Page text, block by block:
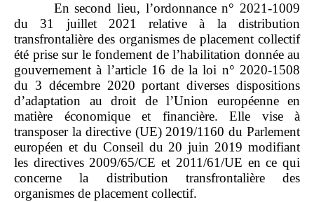
En second lieu, l’ordonnance n° 2021‑1009
du 31 juillet 2021 relative à la distribution
transfrontalière des organismes de placement collectif
été prise sur le fondement de l’habilitation donnée au
gouvernement à l’article 16 de la loi n° 2020‑1508
du 3 décembre 2020 portant diverses dispositions
d’adaptation au droit de l’Union européenne en
matière économique et financière. Elle vise à
transposer la directive (UE) 2019/1160 du Parlement
européen et du Conseil du 20 juin 2019 modifiant
les directives 2009/65/CE et 2011/61/UE en ce qui
concerne la distribution transfrontalière des
organismes de placement collectif.